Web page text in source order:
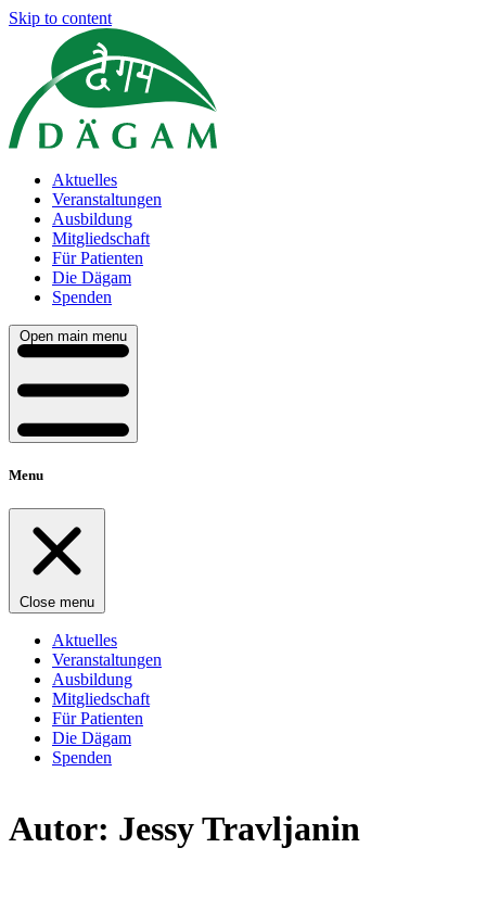
Skip to content
Aktuelles
Veranstaltungen
Ausbildung
Mitgliedschaft
Für Patienten
Die Dägam
Spenden
Open main menu
Menu
Close menu
Aktuelles
Veranstaltungen
Ausbildung
Mitgliedschaft
Für Patienten
Die Dägam
Spenden
Autor: Jessy Travljanin